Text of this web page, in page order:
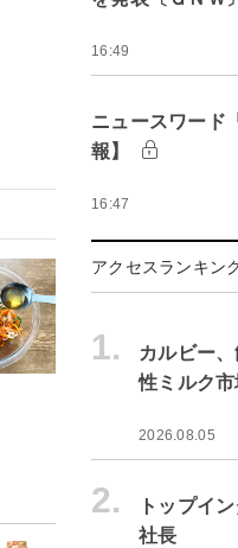
16:49
ニュースワード
報】
16:47
アクセスランキン
1.
カルビー
性ミルク市
2026.08.05
2.
トップイ
社長